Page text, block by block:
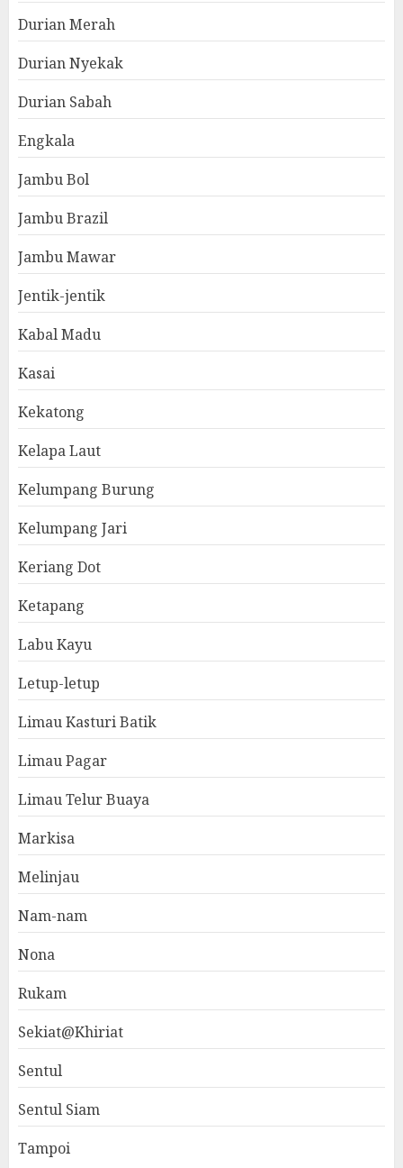
Durian Merah
Durian Nyekak
Durian Sabah
Engkala
Jambu Bol
Jambu Brazil
Jambu Mawar
Jentik-jentik
Kabal Madu
Kasai
Kekatong
Kelapa Laut
Kelumpang Burung
Kelumpang Jari
Keriang Dot
Ketapang
Labu Kayu
Letup-letup
Limau Kasturi Batik
Limau Pagar
Limau Telur Buaya
Markisa
Melinjau
Nam-nam
Nona
Rukam
Sekiat@Khiriat
Sentul
Sentul Siam
Tampoi